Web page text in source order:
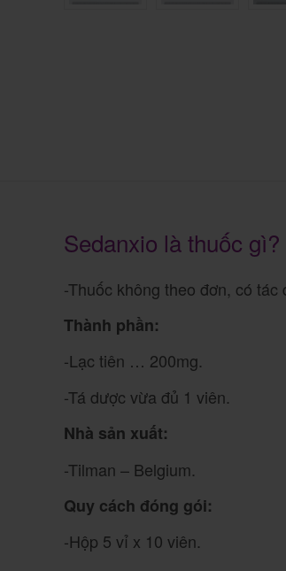
Sedanxio là thuốc gì?
-Thuốc không theo đơn, có
Thành phần:
-Lạc tiên … 200mg.
-Tá dược vừa đủ 1 viên.
Nhà sản xuất:
-Tilman – Belgium.
Quy cách đóng gói:
-Hộp 5 vỉ x 10 viên.